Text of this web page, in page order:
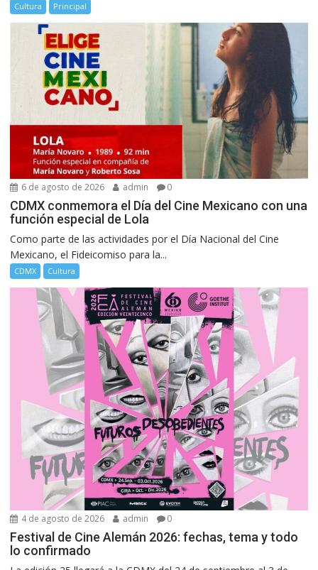
Cultura Principal
6 de agosto de 2026 admin 0
CDMX conmemora el Día del Cine Mexicano con una
función especial de Lola
Como parte de las actividades por el Día Nacional del Cine
Mexicano, el Fideicomiso para la...
CDMX Cultura
4 de agosto de 2026 admin 0
Festival de Cine Alemán 2026: fechas, tema y todo
lo confirmado